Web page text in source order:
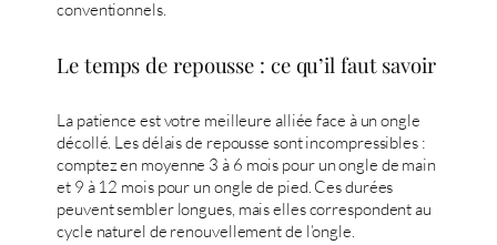
conventionnels.
Le temps de repousse : ce qu’il faut savoir
La patience est votre meilleure alliée face à un ongle
décollé. Les délais de repousse sont incompressibles :
comptez en moyenne 3 à 6 mois pour un ongle de main
et 9 à 12 mois pour un ongle de pied. Ces durées
peuvent sembler longues, mais elles correspondent au
cycle naturel de renouvellement de l’ongle.